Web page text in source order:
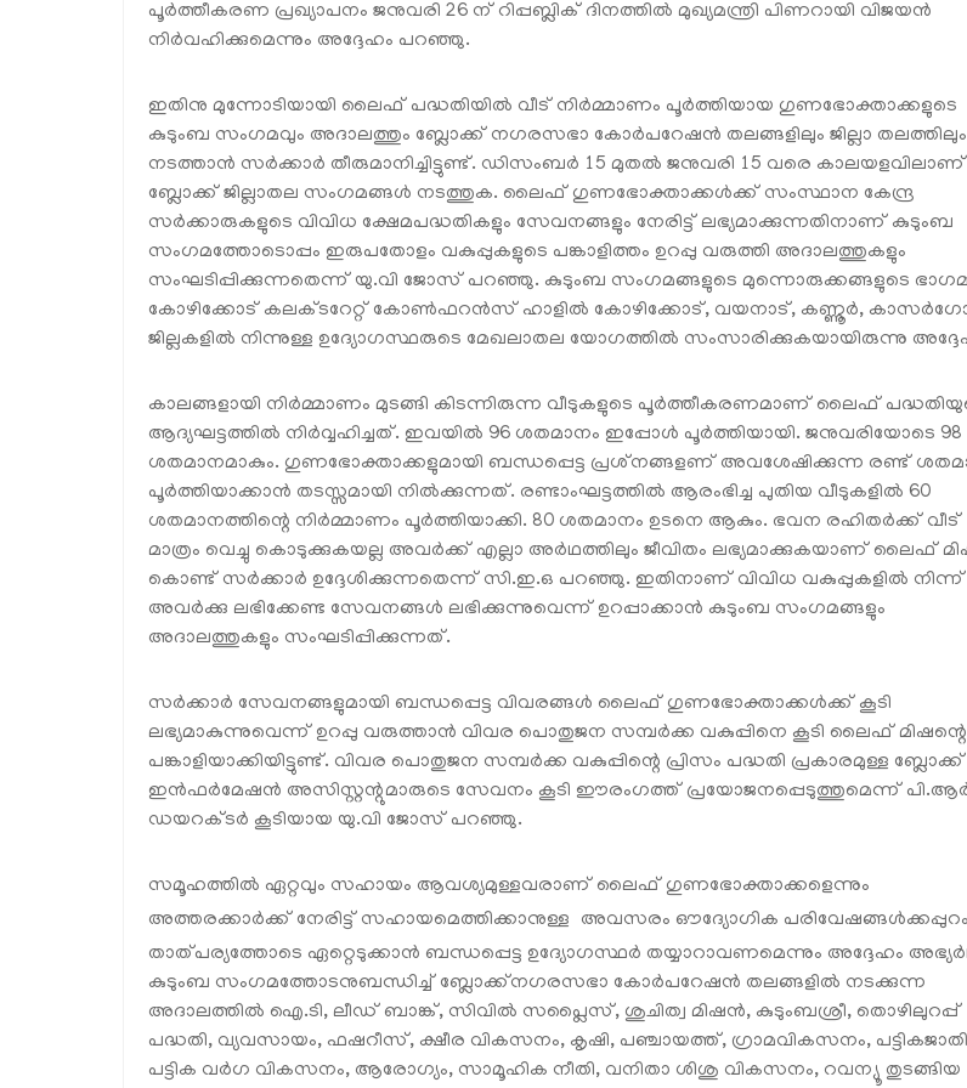
പൂര്‍ത്തീകരണ പ്രഖ്യാപനം ജനുവരി 26 ന് റിപ്പബ്ലിക് ദിനത്തില്‍ മുഖ്യമന്ത്രി പിണറായി വിജയന്‍
നിര്‍വഹിക്കുമെന്നും അദ്ദേഹം പറഞ്ഞു.
ഇതിനു മുന്നോടിയായി ലൈഫ് പദ്ധതിയില്‍ വീട് നിര്‍മ്മാണം പൂര്‍ത്തിയായ ഗുണഭോക്താക്കളുടെ
കുടുംബ സംഗമവും അദാലത്തും ബ്ലോക്ക് നഗരസഭാ കോര്‍പറേഷന്‍ തലങ്ങളിലും ജില്ലാ തലത്തിലും
നടത്താന്‍ സര്‍ക്കാര്‍ തീരുമാനിച്ചിട്ടുണ്ട്. ഡിസംബര്‍ 15 മുതല്‍ ജനുവരി 15 വരെ കാലയളവിലാണ്
ബ്ലോക്ക് ജില്ലാതല സംഗമങ്ങള്‍ നടത്തുക. ലൈഫ് ഗുണഭോക്താക്കള്‍ക്ക് സംസ്ഥാന കേന്ദ്ര
സര്‍ക്കാരുകളുടെ വിവിധ ക്ഷേമപദ്ധതികളും സേവനങ്ങളും നേരിട്ട് ലഭ്യമാക്കുന്നതിനാണ് കുടുംബ
സംഗമത്തോടൊപ്പം ഇരുപതോളം വകുപ്പുകളുടെ പങ്കാളിത്തം ഉറപ്പു വരുത്തി അദാലത്തുകളും
സംഘടിപ്പിക്കുന്നതെന്ന് യു.വി ജോസ് പറഞ്ഞു. കുടുംബ സംഗമങ്ങളുടെ മുന്നൊരുക്കങ്ങളുടെ
കോഴിക്കോട് കലക്ടറേറ്റ് കോണ്‍ഫറന്‍സ് ഹാളില്‍ കോഴിക്കോട്, വയനാട്, കണ്ണൂര്‍,
ജില്ലകളില്‍ നിന്നുള്ള ഉദ്യോഗസ്ഥരുടെ മേഖലാതല യോഗത്തില്‍ സംസാരിക്കുകയായിരുന്നു
കാലങ്ങളായി നിര്‍മ്മാണം മുടങ്ങി കിടന്നിരുന്ന വീടുകളുടെ പൂര്‍ത്തീകരണമാണ് ലൈഫ്
ആദ്യഘട്ടത്തില്‍ നിര്‍വ്വഹിച്ചത്. ഇവയില്‍ 96 ശതമാനം ഇപ്പോള്‍ പൂര്‍ത്തിയായി. ജനുവരിയോടെ 98
ശതമാനമാകും. ഗുണഭോക്താക്കളുമായി ബന്ധപ്പെട്ട പ്രശ്‌നങ്ങളണ് അവശേഷിക്കുന്ന രണ്ട്
പൂര്‍ത്തിയാക്കാന്‍ തടസ്സമായി നില്‍ക്കുന്നത്. രണ്ടാംഘട്ടത്തില്‍ ആരംഭിച്ച പുതിയ വീടുകളില്‍ 60
ശതമാനത്തിന്റെ നിര്‍മ്മാണം പൂര്‍ത്തിയാക്കി. 80 ശതമാനം ഉടനെ ആകും. ഭവന രഹിതര്‍ക്ക് വീട്
മാത്രം വെച്ചു കൊടുക്കുകയല്ല അവര്‍ക്ക് എല്ലാ അര്‍ഥത്തിലും ജീവിതം ലഭ്യമാക്കുകയാണ് ലൈഫ്
കൊണ്ട് സര്‍ക്കാര്‍ ഉദ്ദേശിക്കുന്നതെന്ന് സി.ഇ.ഒ പറഞ്ഞു. ഇതിനാണ് വിവിധ വകുപ്പുകളില്‍ നിന്ന്
അവര്‍ക്കു ലഭിക്കേണ്ട സേവനങ്ങള്‍ ലഭിക്കുന്നുവെന്ന് ഉറപ്പാക്കാന്‍ കുടുംബ സംഗമങ്ങളും
അദാലത്തുകളും സംഘടിപ്പിക്കുന്നത്.
സര്‍ക്കാര്‍ സേവനങ്ങളുമായി ബന്ധപ്പെട്ട വിവരങ്ങള്‍ ലൈഫ് ഗുണഭോക്താക്കള്‍ക്ക് കൂടി
ലഭ്യമാകുന്നുവെന്ന് ഉറപ്പു വരുത്താന്‍ വിവര പൊതുജന സമ്പര്‍ക്ക വകുപ്പിനെ കൂടി ലൈഫ് മിഷന്റെ
പങ്കാളിയാക്കിയിട്ടുണ്ട്. വിവര പൊതുജന സമ്പര്‍ക്ക വകുപ്പിന്റെ പ്രിസം പദ്ധതി പ്രകാരമുള്ള
ഇന്‍ഫര്‍മേഷന്‍ അസിസ്റ്റന്റുമാരുടെ സേവനം കൂടി ഈരംഗത്ത് പ്രയോജനപ്പെടുത്തുമെന്ന്
ഡയറക്ടര്‍ കൂടിയായ യു.വി ജോസ് പറഞ്ഞു.
സമൂഹത്തില്‍ ഏറ്റവും സഹായം ആവശ്യമുള്ളവരാണ് ലൈഫ് ഗുണഭോക്താക്കളെന്നും
അത്തരക്കാര്‍ക്ക് നേരിട്ട് സഹായമെത്തിക്കാനുള്ള
അവസരം ഔദ്യോഗിക പരിവേഷങ്ങള്‍ക്കപ്പുറം
താത്പര്യത്തോടെ ഏറ്റെടുക്കാന്‍ ബന്ധപ്പെട്ട ഉദ്യോഗസ്ഥര്‍ തയ്യാറാവണമെന്നും അദ്ദേഹം
കുടുംബ സംഗമത്തോടനുബന്ധിച്ച് ബ്ലോക്ക്‌നഗരസഭാ കോര്‍പറേഷന്‍ തലങ്ങളില്‍ നടക്കുന്ന
അദാലത്തില്‍ ഐ.ടി, ലീഡ് ബാങ്ക്, സിവില്‍ സപ്ലൈസ്, ശുചിത്വ മിഷന്‍, കുടുംബശ്രീ, തൊഴിലുറപ്പ്
പദ്ധതി, വ്യവസായം, ഫഷറീസ്, ക്ഷീര വികസനം, കൃഷി, പഞ്ചായത്ത്, ഗ്രാമവികസനം, പട്ടികജാതി
പട്ടിക വര്‍ഗ വികസനം, ആരോഗ്യം, സാമൂഹിക നീതി, വനിതാ ശിശു വികസനം, റവന്യൂ തുടങ്ങിയ